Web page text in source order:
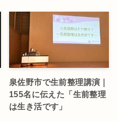
泉佐野市で生前整理講演｜
155名に伝えた「生前整理
は生き活です」